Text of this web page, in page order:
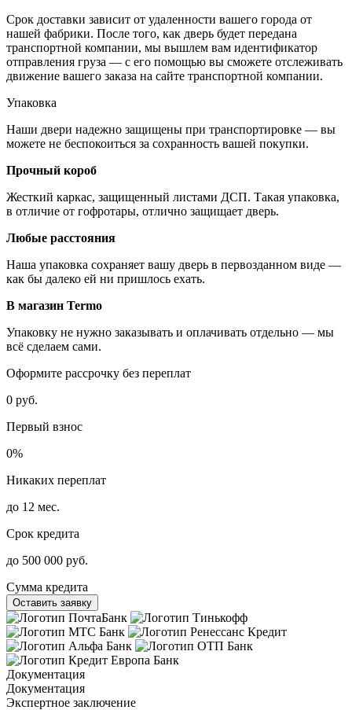
Срок доставки зависит от удаленности вашего города от
нашей фабрики. После того, как дверь будет передана
транспортной компании, мы вышлем вам идентификатор
отправления груза — с его помощью вы сможете отслеживать
движение вашего заказа на сайте транспортной компании.
Упаковка
Наши двери надежно защищены при транспортировке — вы
можете не беспокоиться за сохранность вашей покупки.
Прочный короб
Жесткий каркас, защищенный листами ДСП. Такая упаковка,
в отличие от гофротары, отлично защищает дверь.
Любые расстояния
Наша упаковка сохраняет вашу дверь в первозданном виде —
как бы далеко ей ни пришлось ехать.
В магазин Termo
Упаковку не нужно заказывать и оплачивать отдельно — мы
всё сделаем сами.
Оформите рассрочку без переплат
0 руб.
Первый взнос
0%
Никаких переплат
до 12 мес.
Срок кредита
до 500 000 руб.
Сумма кредита
Оставить заявку
Документация
Документация
Экспертное заключение